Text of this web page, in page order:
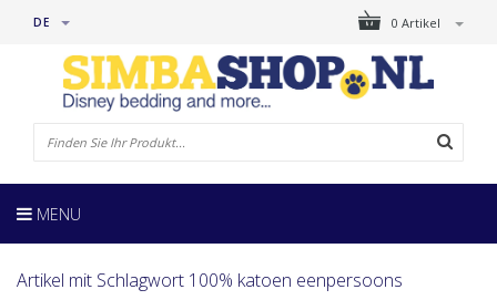
0 Artikel
DE
MENU
Artikel mit Schlagwort 100% katoen eenpersoons